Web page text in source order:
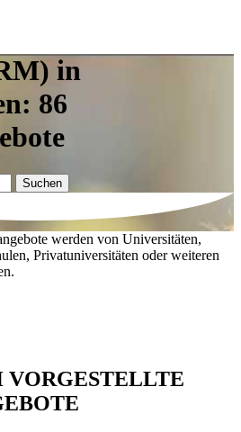
in
86
Suchen
werden von Universitäten,
Privatuniversitäten oder weiteren
VORGESTELLTE